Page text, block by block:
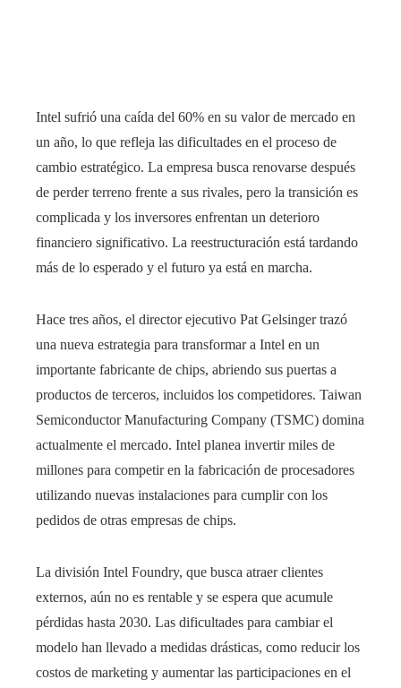
Intel sufrió una caída del 60% en su valor de mercado en
un año, lo que refleja las dificultades en el proceso de
cambio estratégico. La empresa busca renovarse después
de perder terreno frente a sus rivales, pero la transición es
complicada y los inversores enfrentan un deterioro
financiero significativo. La reestructuración está tardando
más de lo esperado y el futuro ya está en marcha.
Hace tres años, el director ejecutivo Pat Gelsinger trazó
una nueva estrategia para transformar a Intel en un
importante fabricante de chips, abriendo sus puertas a
productos de terceros, incluidos los competidores. Taiwan
Semiconductor Manufacturing Company (TSMC) domina
actualmente el mercado. Intel planea invertir miles de
millones para competir en la fabricación de procesadores
utilizando nuevas instalaciones para cumplir con los
pedidos de otras empresas de chips.
La división Intel Foundry, que busca atraer clientes
externos, aún no es rentable y se espera que acumule
pérdidas hasta 2030. Las dificultades para cambiar el
modelo han llevado a medidas drásticas, como reducir los
costos de marketing y aumentar las participaciones en el